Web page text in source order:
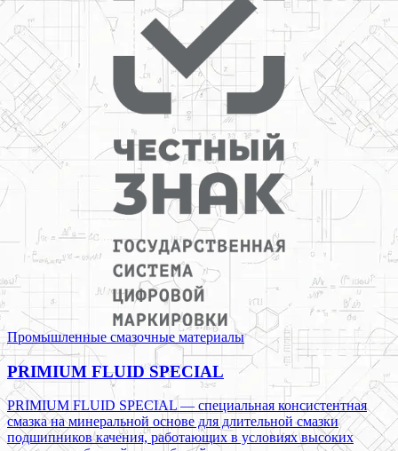
Промышленные смазочные материалы
PRIMIUM FLUID SPECIAL
PRIMIUM FLUID SPECIAL — специальная консистентная
смазка на минеральной основе для длительной смазки
подшипников качения, работающих в условиях высоких